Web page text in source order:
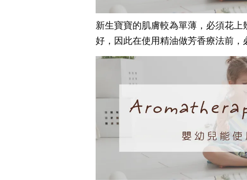
新生寶寶的肌膚較為單薄，必須花
好，因此在使用精油做芳香療法前，